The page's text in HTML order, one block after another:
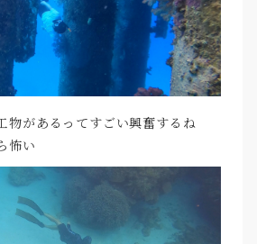
物があるってすごい興奮するね
怖い